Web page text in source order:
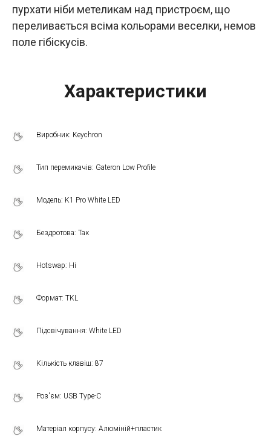
пурхати ніби метеликам над пристроєм, що
переливається всіма кольорами веселки, немов
поле гібіскусів.
Характеристики
Виробник: Keychron
Тип перемикачів: Gateron Low Profile
Модель: K1 Pro White LED
Бездротова: Так
Hotswap: Ні
Формат: TKL
Підсвічування: White LED
Кількість клавіш: 87
Роз'єм: USB Type-C
Матеріал корпусу: Алюміній+пластик